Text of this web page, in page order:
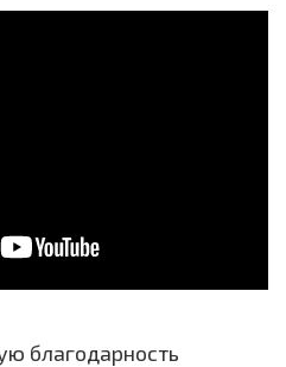
благодарность